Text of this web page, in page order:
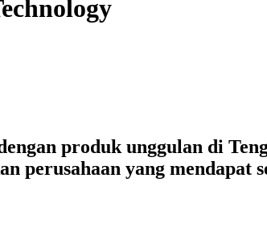
produk unggulan di
perusahaan yang mendapat